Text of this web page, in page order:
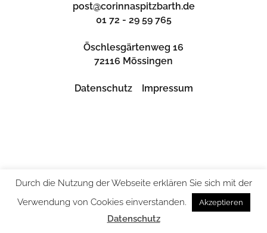
post@corinnaspitzbarth.de
01 72 - 29 59 765
Öschlesgärtenweg 16
72116 Mössingen
Datenschutz Impressum
Durch die Nutzung der Webseite erklären Sie sich mit der
Verwendung von Cookies einverstanden.
Akzeptieren
Datenschutz